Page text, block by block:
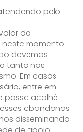
pelo
da
momento
devemos
tanto nos
Em casos
entre em
possa acolhê-
abandonos
disseminando